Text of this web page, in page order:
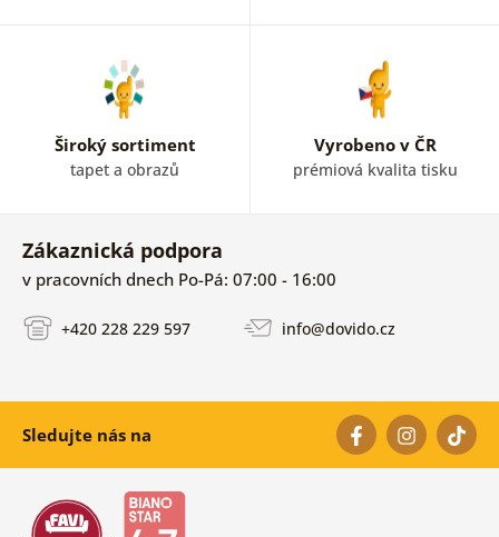
Široký sortiment
tapet a obrazů
Vyrobeno v ČR
prémiová kvalita tisku
Zákaznická podpora
v pracovních dnech Po-Pá: 07:00 - 16:00
+420 228 229 597 info@dovido.cz
Sledujte nás na